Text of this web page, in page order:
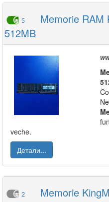
5
Memorie RAM
512MB
veche.
Детали...
2 Memorie